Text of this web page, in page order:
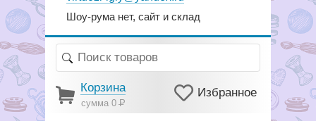
Шоу-рума нет, сайт и склад
Корзина
сумма 0Р
Избранное